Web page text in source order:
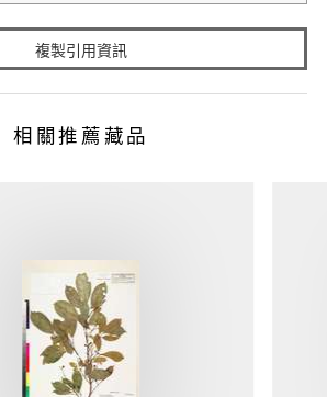
複製引用資訊
相關推薦藏品